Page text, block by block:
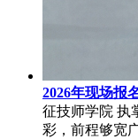
2026年现场报
征技师学院 执
彩，前程够宽